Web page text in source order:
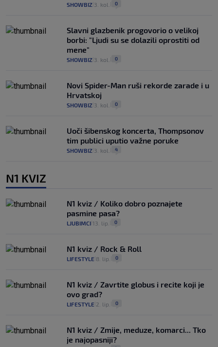
SHOWBIZ 3. kol. 0
Slavni glazbenik progovorio o velikoj
borbi: "Ljudi su se dolazili oprostiti od
mene"
SHOWBIZ 3. kol. 0
Novi Spider-Man ruši rekorde zarade i u
Hrvatskoj
SHOWBIZ 3. kol. 0
Uoči šibenskog koncerta, Thompsonov
tim publici uputio važne poruke
SHOWBIZ 3. kol. 4
N1 KVIZ
N1 kviz / Koliko dobro poznajete
pasmine pasa?
LJUBIMCI 13. lip. 0
N1 kviz / Rock & Roll
LIFESTYLE 8. lip. 0
N1 kviz / Zavrtite globus i recite koji je
ovo grad?
LIFESTYLE 2. lip. 0
N1 kviz / Zmije, meduze, komarci... Tko
je najopasniji?